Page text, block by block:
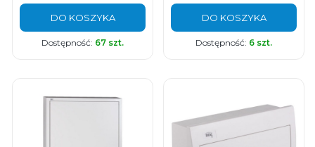
DO KOSZYKA
Dostępność: 67 szt.
DO KOSZYKA
Dostępność: 6 szt.